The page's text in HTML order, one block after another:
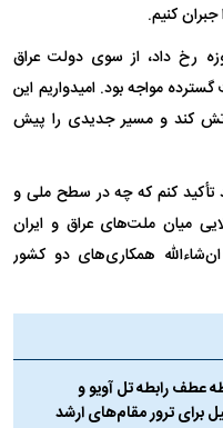
کنیم.
همچنین آنچه در جنگ ۴۰ روزه رخ داد، از سوی دولت عراق
مواجه بود. امیدواریم این
کند و مسیر جدیدی را پیش
تأکید کنم که چه در سطح ملی و
میان ملت‌های عراق و ایران
همکاری‌های دو کشور
عطف رابطه تل آویو و
برای ترور مقام‌های ارشد